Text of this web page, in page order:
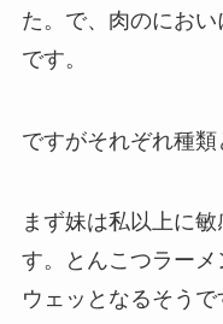
た。で、肉のにお
です。
ですがそれぞれ種類
まず妹は私以上に
す。とんこつラー
ウェッとなるそう